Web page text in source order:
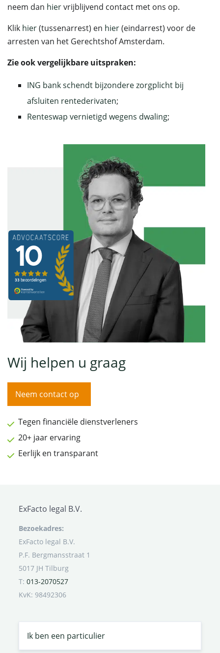
neem dan hiervrijblijvend contact met ons op.
Klik hier(tussenarrest) en hier(eindarrest) voor de
arresten van het Gerechtshof Amsterdam.
Zie ook vergelijkbare uitspraken:
ING bank schendt bijzondere zorgplicht bij
afsluiten rentederivaten;
Renteswap vernietigd wegens dwaling;
Wij helpen u graag
Neem contact op
Tegen financiële dienstverleners
20+ jaar ervaring
Eerlijk en transparant
ExFacto legal B.V.
Bezoekadres:
ExFacto legal B.V.
P.F. Bergmansstraat 1
5017 JH Tilburg
T: 013-2070527
KvK: 98492306
Ik ben een particulier